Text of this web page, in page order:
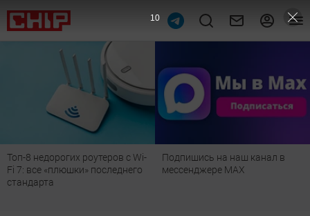
Топ-8 недорогих роутеров с Wi-
Fi 7: все «плюшки» последнего
стандарта
Подпишись на наш канал в
мессенджере МАХ
9